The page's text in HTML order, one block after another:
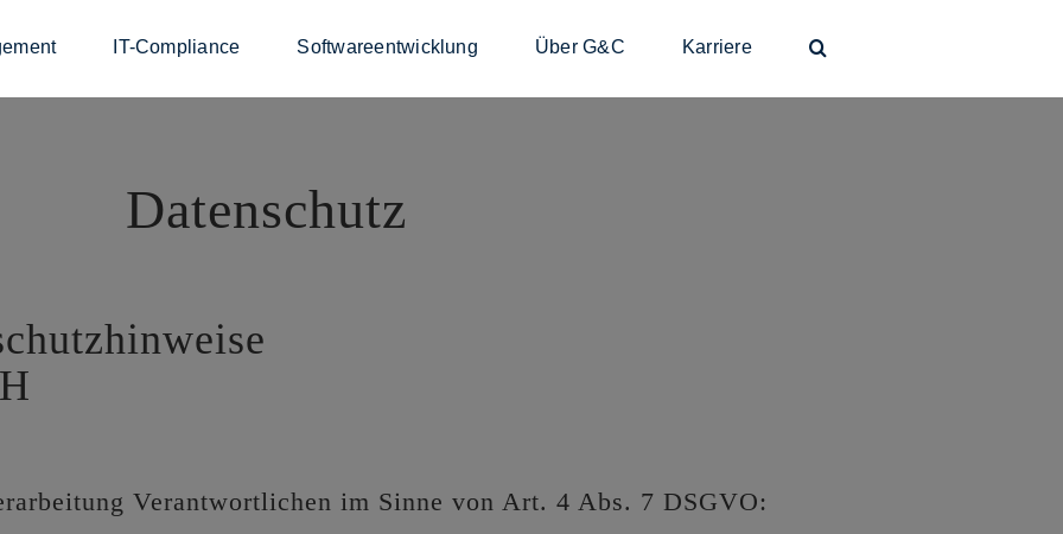
IT-Compliance Softwareentwicklung Über G&C Karriere
Datenschutz
Verantwortlichen im Sinne von Art. 4 Abs. 7 DSGVO: